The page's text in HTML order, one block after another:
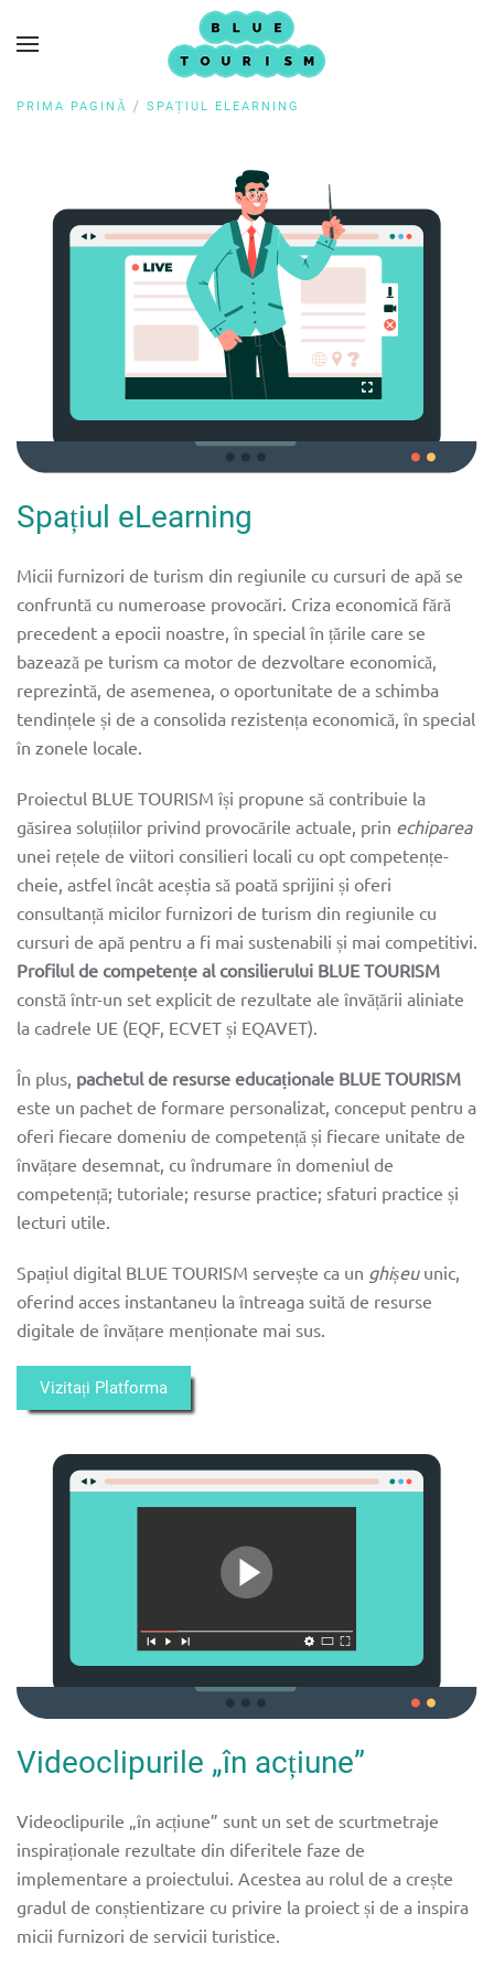
PRIMA PAGINĂ SPAȚIUL ELEARNING
Spațiul eLearning
Micii furnizori de turism din regiunile cu cursuri de apă se
confruntă cu numeroase provocări. Criza economică fără
precedent a epocii noastre, în special în țările care se
bazează pe turism ca motor de dezvoltare economică,
reprezintă, de asemenea, o oportunitate de a schimba
tendințele și de a consolida rezistența economică, în special
în zonele locale.
Proiectul BLUE TOURISM își propune să contribuie la
găsirea soluțiilor privind provocările actuale, prin echiparea
unei rețele de viitori consilieri locali cu opt competențe-
cheie, astfel încât aceștia să poată sprijini și oferi
consultanță micilor furnizori de turism din regiunile cu
cursuri de apă pentru a fi mai sustenabili și mai competitivi.
Profilul de competențe al consilierului BLUE TOURISM
constă într-un set explicit de rezultate ale învățării aliniate
la cadrele UE (EQF, ECVET și EQAVET).
În plus, pachetul de resurse educaționale BLUE TOURISM
este un pachet de formare personalizat, conceput pentru a
oferi fiecare domeniu de competență și fiecare unitate de
învățare desemnat, cu îndrumare în domeniul de
competență; tutoriale; resurse practice; sfaturi practice și
lecturi utile.
Spațiul digital BLUE TOURISM servește ca un ghișeuunic,
oferind acces instantaneu la întreaga suită de resurse
digitale de învățare menționate mai sus.
Vizitați Platforma
Videoclipurile „în acțiune”
Videoclipurile „în acțiune” sunt un set de scurtmetraje
inspiraționale rezultate din diferitele faze de
implementare a proiectului. Acestea au rolul de a crește
gradul de conștientizare cu privire la proiect și de a inspira
micii furnizori de servicii turistice.